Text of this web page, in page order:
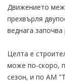
Движението
прехвърля
веднага
Целта е
може по-скоро,
сезон, и по АМ